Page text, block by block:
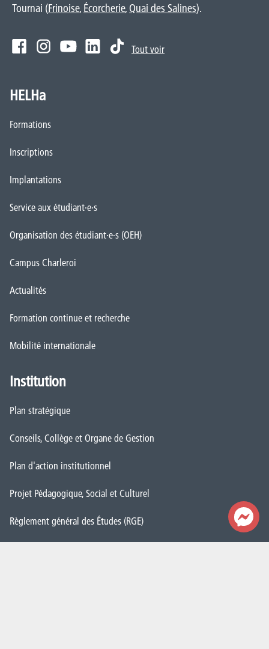
Tournai (Frinoise, Écorcherie, Quai des Salines).
Tout voir
HELHa
Formations
Inscriptions
Implantations
Service aux étudiant·e·s
Organisation des étudiant·e·s (OEH)
Campus Charleroi
Actualités
Formation continue et recherche
Mobilité internationale
Institution
Plan stratégique
Conseils, Collège et Organe de Gestion
Plan d'action institutionnel
Projet Pédagogique, Social et Culturel
Règlement général des Études (RGE)